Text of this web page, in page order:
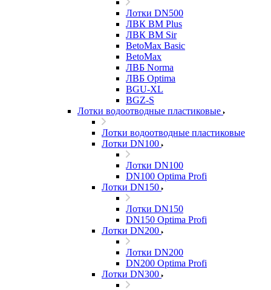
Лотки DN500
ЛВК ВМ Plus
ЛВК ВМ Sir
BetoMax Basic
BetoMax
ЛВБ Norma
ЛВБ Optima
BGU-XL
BGZ-S
Лотки водоотводные пластиковые
Лотки водоотводные пластиковые
Лотки DN100
Лотки DN100
DN100 Optima Profi
Лотки DN150
Лотки DN150
DN150 Optima Profi
Лотки DN200
Лотки DN200
DN200 Optima Profi
Лотки DN300